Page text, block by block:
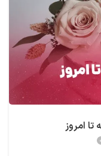
امروز
0